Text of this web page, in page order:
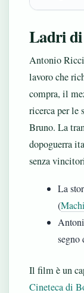
Ladri di
Antonio
lavoro che
compra, il
ricerca per le
Bruno. La
dopoguerra
senza
La
(
segno
Il film è un
Cineteca di